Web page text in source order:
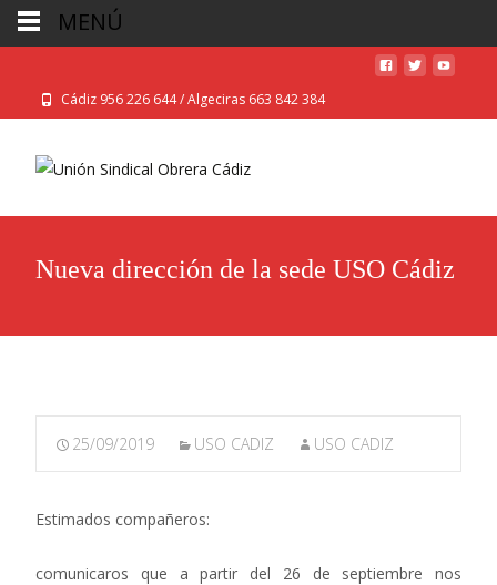
Cádiz 956 226 644 / Algeciras 663 842 384
Nueva dirección de la sede USO Cádiz
25/09/2019 USO CADIZ USO CADIZ
Estimados compañeros:
comunicaros que a partir del 26 de septiembre nos
MENÚ